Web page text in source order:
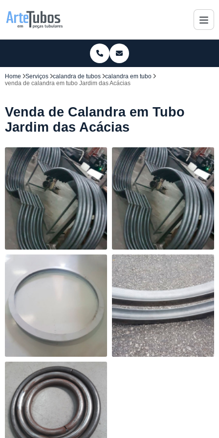
Home Serviços calandra de tubos
calandra em tubo
venda de calandra em tubo Jardim das Acácias
Venda de Calandra em Tubo
Jardim das Acácias